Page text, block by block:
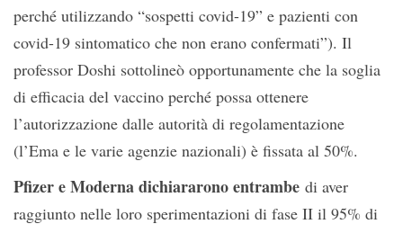
perché utilizzando “sospetti covid-19” e pazienti con
covid-19 sintomatico che non erano confermati”). Il
professor Doshi sottolineò opportunamente che la soglia
di efficacia del vaccino perché possa ottenere
l’autorizzazione dalle autorità di regolamentazione
(l’Ema e le varie agenzie nazionali) è fissata al 50%.
Pfizer e Moderna dichiararono entrambe di aver
raggiunto nelle loro sperimentazioni di fase II il 95% di